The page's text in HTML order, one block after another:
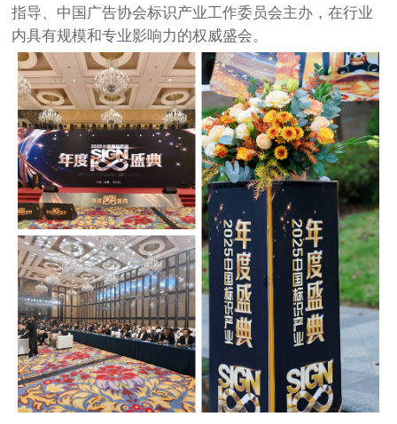
指导、中国广告协会标识产业工作委员会主办，在行业
内具有规模和专业影响力的权威盛会。